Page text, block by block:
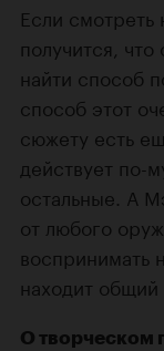
Если
получится,
найти способ
способ этот
сюжету есть
действует по-
остальные. А
от любого
воспринимать
находит
О творческом